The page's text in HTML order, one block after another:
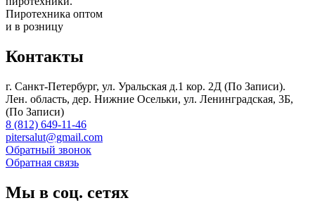
Пиротехника оптом
и в розницу
Контакты
г. Санкт-Петербург, ул. Уральская д.1 кор. 2Д (По Записи).
Лен. область, дер. Нижние Осельки, ул. Ленинградская, 3Б,
(По Записи)
8 (812) 649-11-46
pitersalut@gmail.com
Обратный звонок
Обратная связь
Мы в соц. сетях